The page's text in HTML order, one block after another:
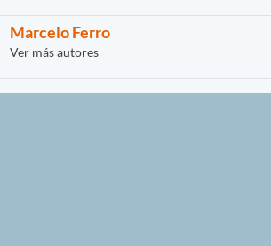
Marcelo Ferro
Ver más autores